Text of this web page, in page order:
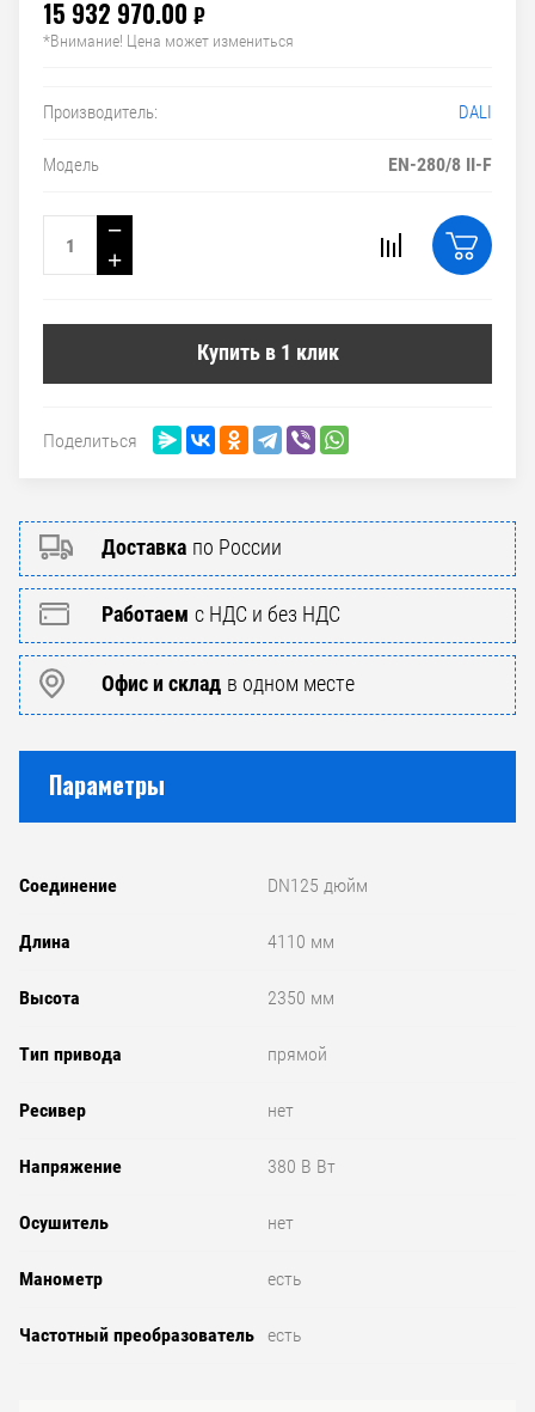
15 932 970.00 ₽
*Внимание! Цена может измениться
Производитель: DALI
Модель EN-280/8 II-F
−
+
Купить в 1 клик
Поделиться
Доставка по России
Работаем с НДС и без НДС
Офис и склад в одном месте
Параметры
Соединение DN125 дюйм
Длина 4110 мм
Высота 2350 мм
Тип привода прямой
Ресивер нет
Напряжение 380 В Вт
Осушитель нет
Манометр есть
Частотный преобразователь есть